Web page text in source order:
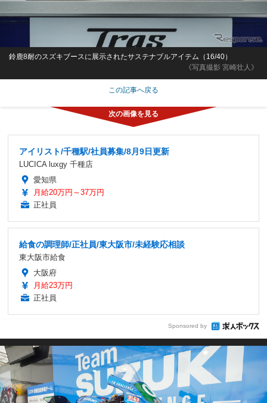
《写真撮影 宮崎壮人》
鈴鹿8耐のスズキブースに展示されたサステナブルアイテム（16/40）
この記事へ戻る
アイリスト/千種駅/社員募集/8月9日更新
LUCICA luxgy 千種店
愛知県
月給20万円～37万円
正社員
給食の調理師/正社員/東大阪市/未経験応相談
東大阪市給食
大阪府
月給23万円
正社員
Sponsored by